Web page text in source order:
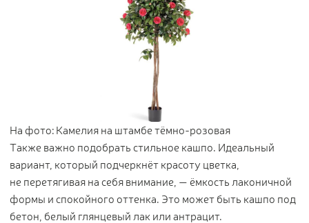
На фото: Камелия на штамбе тёмно-розовая
Также важно подобрать стильное кашпо. Идеальный
вариант, который подчеркнёт красоту цветка,
не перетягивая на себя внимание, — ёмкость лаконичной
формы и спокойного оттенка. Это может быть кашпо под
бетон, белый глянцевый лак или антрацит.